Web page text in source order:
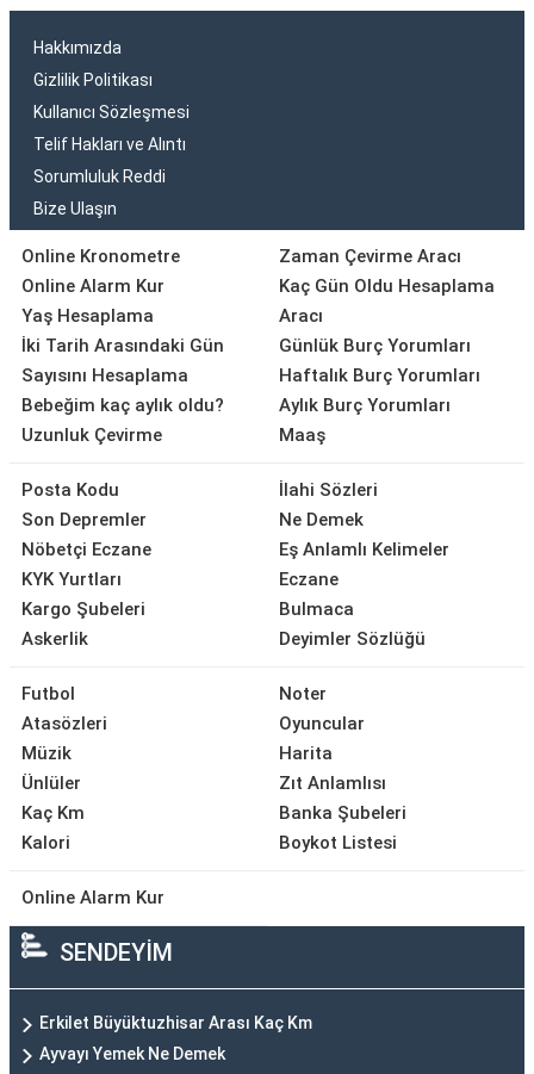
Hakkımızda
Gizlilik Politikası
Kullanıcı Sözleşmesi
Telif Hakları ve Alıntı
Sorumluluk Reddi
Bize Ulaşın
Online Kronometre
Online Alarm Kur
Yaş Hesaplama
İki Tarih Arasındaki Gün
Sayısını Hesaplama
Bebeğim kaç aylık oldu?
Uzunluk Çevirme
Zaman Çevirme Aracı
Kaç Gün Oldu Hesaplama
Aracı
Günlük Burç Yorumları
Haftalık Burç Yorumları
Aylık Burç Yorumları
Maaş
Posta Kodu
Son Depremler
Nöbetçi Eczane
KYK Yurtları
Kargo Şubeleri
Askerlik
İlahi Sözleri
Ne Demek
Eş Anlamlı Kelimeler
Eczane
Bulmaca
Deyimler Sözlüğü
Futbol
Atasözleri
Müzik
Ünlüler
Kaç Km
Kalori
Noter
Oyuncular
Harita
Zıt Anlamlısı
Banka Şubeleri
Boykot Listesi
Online Alarm Kur
SENDEYİM
Erkilet Büyüktuzhisar Arası Kaç Km
Ayvayı Yemek Ne Demek